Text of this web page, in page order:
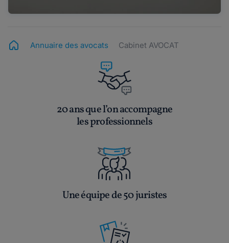
Annuaire des avocats Cabinet AVOCAT
20 ans que l’on accompagne
les professionnels
Une équipe de 50 juristes